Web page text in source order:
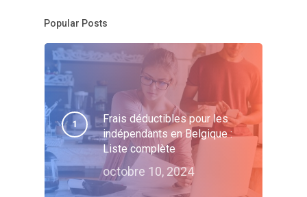
Popular Posts
Frais déductibles pour les
indépendants en Belgique :
Liste complète
octobre 10, 2024